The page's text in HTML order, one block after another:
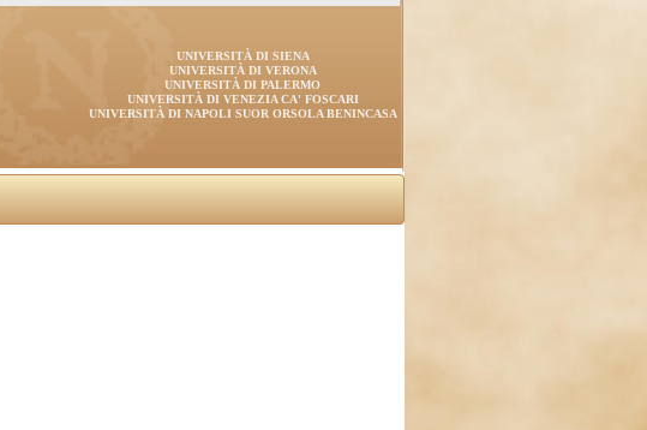
UNIVERSITÀ DI SIENA
UNIVERSITÀ DI VERONA
UNIVERSITÀ DI PALERMO
UNIVERSITÀ DI VENEZIA CA' FOSCARI
UNIVERSITÀ DI NAPOLI SUOR ORSOLA BENINCASA